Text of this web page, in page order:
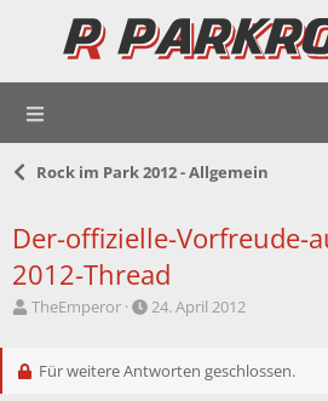
Rock im Park 2012 - Allgemein
Der-offizielle-Vorfreude-
2012-Thread
E
t
TheEmperor
E
t
24. April 2012
Für weitere Antworten geschlossen.